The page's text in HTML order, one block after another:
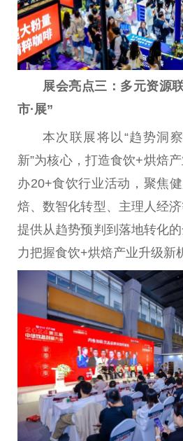
展会亮点三： 多元资源
市·展”
本次联展将以“趋势洞
新”为核心，打造食饮+烘焙
办20+食饮行业活动，聚焦
焙、数智化转型、主理人经
提供从趋势预判到落地转化
力把握食饮+烘焙产业升级新